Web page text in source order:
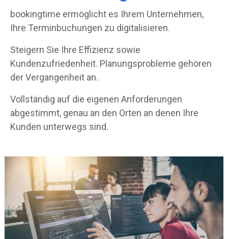
bookingtime ermöglicht es Ihrem Unternehmen,
Ihre Terminbuchungen zu digitalisieren.
Steigern Sie Ihre Effizienz sowie
Kundenzufriedenheit. Planungsprobleme gehören
der Vergangenheit an.
Vollständig auf die eigenen Anforderungen
abgestimmt, genau an den Orten an denen Ihre
Kunden unterwegs sind.